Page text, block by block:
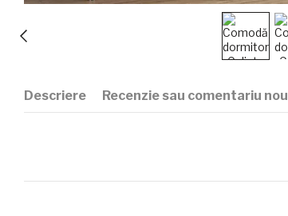
Descriere Recenzie sau comentariu nou